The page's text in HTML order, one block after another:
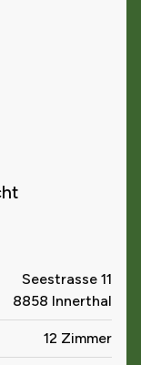
Seestrasse 11
8858 Innerthal
12 Zimmer